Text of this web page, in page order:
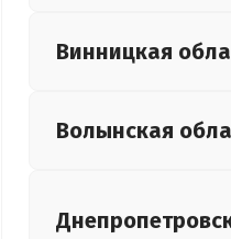
Винницкая
Волынская